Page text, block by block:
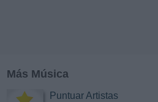
Más Música
Puntuar Artistas